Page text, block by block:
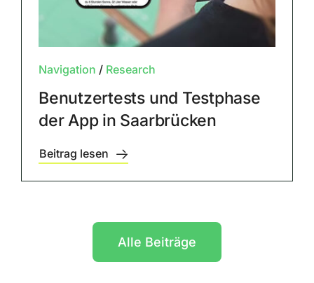
Navigation / Research
Benutzertests und Testphase
der App in Saarbrücken
Beitrag lesen
Alle Beiträge